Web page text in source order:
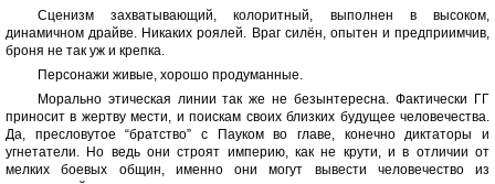
Сценизм захватывающий, колоритный, выполнен в высоком,
динамичном драйве. Никаких роялей. Враг силён, опытен и предприимчив,
броня не так уж и крепка.
Персонажи живые, хорошо продуманные.
Морально этическая линии так же не безынтересна. Фактически ГГ
приносит в жертву мести, и поискам своих близких будущее человечества.
Да, пресловутое “братство” с Пауком во главе, конечно диктаторы и
угнетатели. Но ведь они строят империю, как не крути, и в отличии от
мелких боевых общин, именно они могут вывести человечество из